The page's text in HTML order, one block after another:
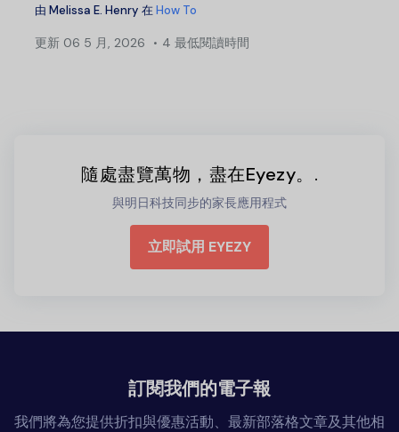
由 Melissa E. Henry 在How To
更新 06 5 月, 2026 4 最低閱讀時間
隨處盡覽萬物，盡在Eyezy。.
與明日科技同步的家長應用程式
立即試用 EYEZY
訂閱我們的電子報
我們將為您提供折扣與優惠活動、最新部落格文章及其他相